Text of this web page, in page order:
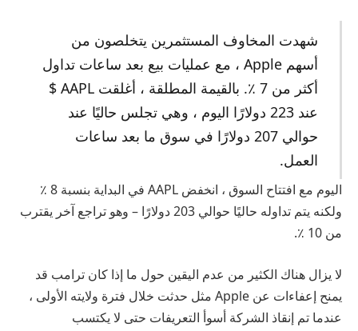
شهدت المخاوف المستثمرين يتخلصون من
أسهم Apple ، مع عمليات بيع بعد ساعات تداول
أكثر من 7 ٪. بالقيمة المطلقة ، أغلقت AAPL $
عند 223 دولارًا اليوم ، وهي تجلس حاليًا عند
حوالي 207 دولارًا في سوق ما بعد ساعات
العمل.
اليوم مع افتتاح السوق ، انخفض AAPL في البداية بنسبة 8 ٪
ولكنه يتم تداوله حاليًا حوالي 203 دولارًا – وهو تراجع آخر يقترب
من 10 ٪.
لا يزال هناك الكثير من عدم اليقين حول ما إذا كان ترامب قد
يمنح إعفاءات عن Apple مثل حدثت خلال فترة ولايته الأولى ،
عندما تم إنقاذ الشركة أسوأ التعريفات حتى لا يكتسب